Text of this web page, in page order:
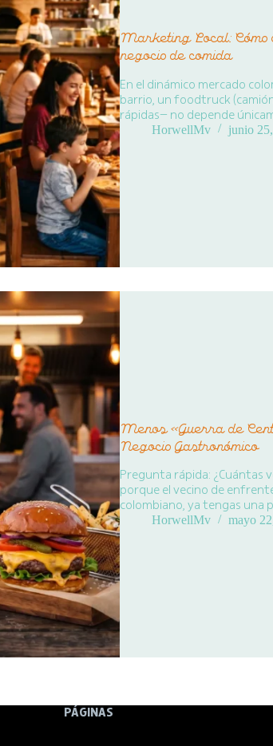
Marketing Local: Cómo
negocio de comida
En el dinámico mercado
barrio, un foodtruck
rápidas— no depende
HorwellMv junio
Menos «Guerra de
Negocio Gastronómico
Pregunta rápida: ¿Cuántas
porque el vecino de
colombiano, ya tengas una
HorwellMv mayo
PÁGINAS